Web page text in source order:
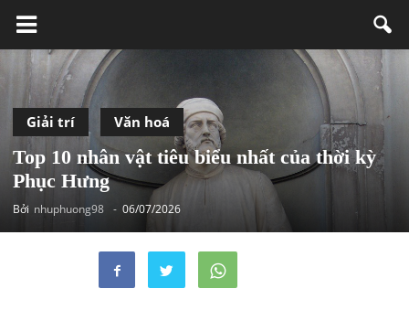
Giải trí Văn hoá
Top 10 nhân vật tiêu biểu nhất của thời kỳ
Phục Hưng
Bởi nhuphuong98 - 06/07/2026